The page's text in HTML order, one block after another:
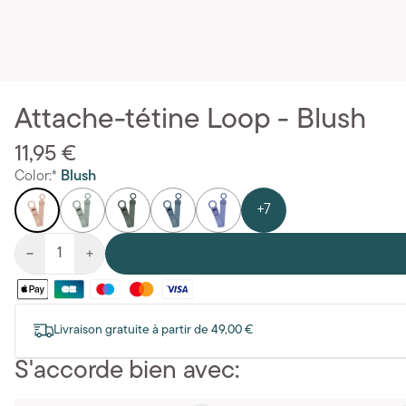
Attache-tétine Loop - Blush
11,95 €
Color:* Blush
+7
Livraison gratuite à partir de 49,00 €
S'accorde bien avec: